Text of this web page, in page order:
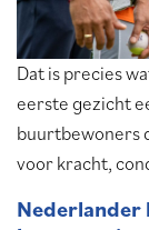
Dat is precies
eerste gezicht
buurtbewoners
voor kracht,
Nederlander